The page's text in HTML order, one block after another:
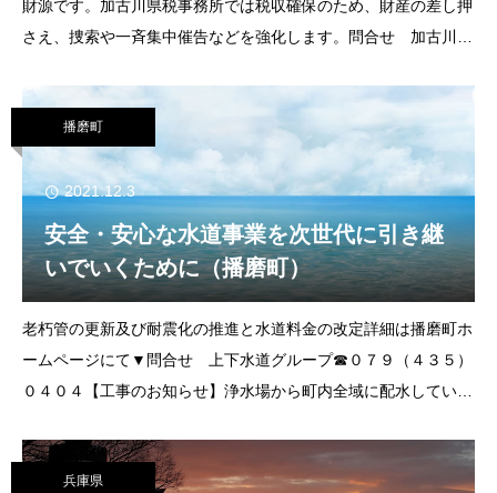
財源です。加古川県税事務所では税収確保のため、財産の差し押
さえ、捜索や一斉集中催告などを強化します。問合せ 加古川県
079（421）9023
播磨町
2021.12.3
安全・安心な水道事業を次世代に引き継
いでいくために（播磨町）
老朽管の更新及び耐震化の推進と水道料金の改定詳細は播磨町ホ
ームページにて▼問合せ 上下水道グループ☎０７９（４３５）
０４０４【工事のお知らせ】浄水場から町内全域に配水している
います。下記の日程で仮設管か
兵庫県